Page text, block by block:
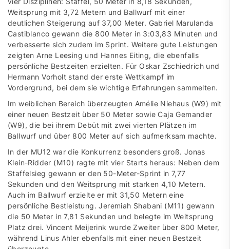
Weitsprung mit 3,72 Metern und Ballwurf mit einer
deutlichen Steigerung auf 37,00 Meter. Gabriel Marulanda
Castiblanco gewann die 800 Meter in 3:03,83 Minuten und
verbesserte sich zudem im Sprint. Weitere gute Leistungen
zeigten Arne Leesing und Hannes Eiting, die ebenfalls
persönliche Bestzeiten erzielten. Für Oskar Zschiedrich und
Hermann Vorholt stand der erste Wettkampf im
Vordergrund, bei dem sie wichtige Erfahrungen sammelten.
Im weiblichen Bereich überzeugten Amélie Niehaus (W9) mit
einer neuen Bestzeit über 50 Meter sowie Caja Gemander
(W9), die bei ihrem Debüt mit zwei vierten Plätzen im
Ballwurf und über 800 Meter auf sich aufmerksam machte.
In der MU12 war die Konkurrenz besonders groß. Jonas
Klein-Ridder (M10) ragte mit vier Starts heraus: Neben dem
Staffelsieg gewann er den 50-Meter-Sprint in 7,77
Sekunden und den Weitsprung mit starken 4,10 Metern.
Auch im Ballwurf erzielte er mit 31,50 Metern eine
persönliche Bestleistung. Jeremiah Shabani (M11) gewann
die 50 Meter in 7,81 Sekunden und belegte im Weitsprung
Platz drei. Vincent Meijerink wurde Zweiter über 800 Meter,
während Linus Ahler ebenfalls mit einer neuen Bestzeit